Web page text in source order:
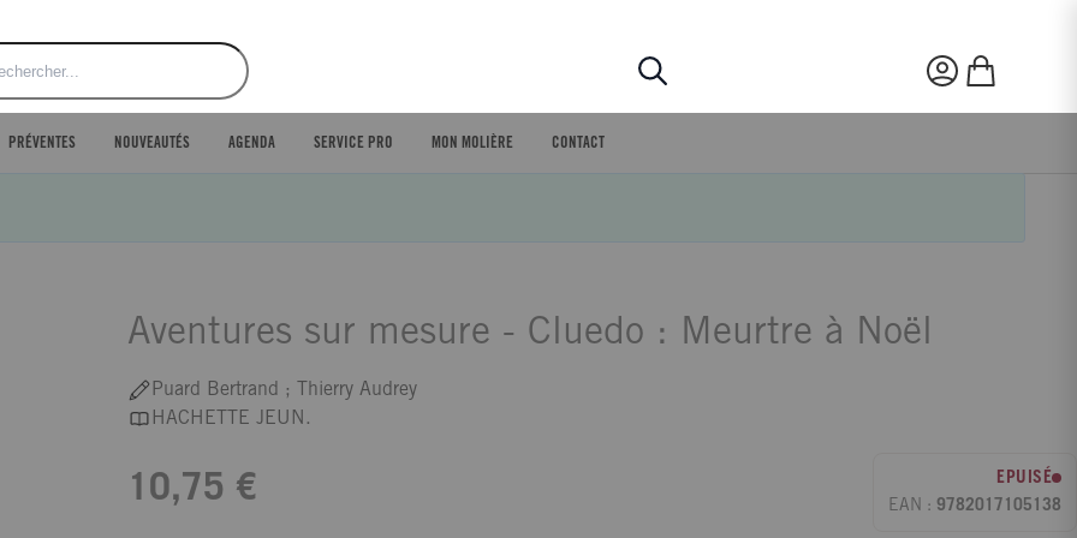
Rechercher
Mon compte
Mon panier
PRÉVENTES NOUVEAUTÉS AGENDA SERVICE PRO MON MOLIÈRE CONTACT
Aventures sur mesure - Cluedo : Meurtre à Noël
Puard Bertrand ; Thierry Audrey
HACHETTE JEUN.
10,75 €
EPUISÉ
EAN : 9782017105138